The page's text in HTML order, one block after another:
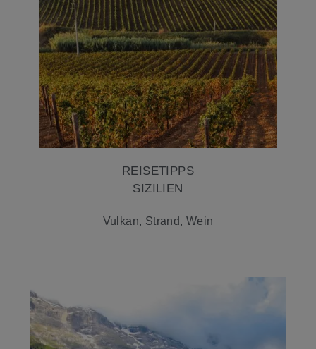
REISETIPPS
SIZILIEN
Vulkan, Strand, Wein